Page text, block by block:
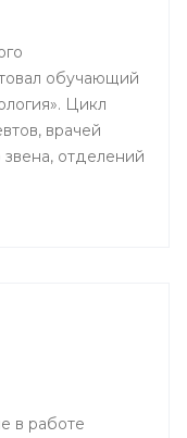
обучающий
Цикл
врачей
отделений
в работе